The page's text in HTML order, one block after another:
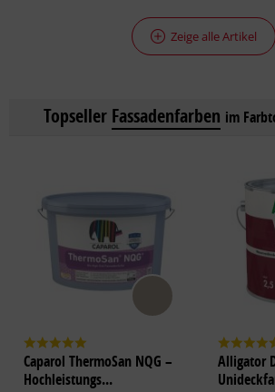
Zeige alle Artikel
Topseller Fassadenfarben im
Caparol ThermoSan NQG –
Hochleistungs...
Alligator